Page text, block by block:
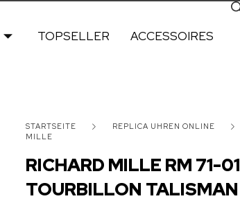
TOPSELLER ACCESSOIRES
STARTSEITE REPLICA UHREN ONLINE
MILLE
RICHARD MILLE RM 71-01
TOURBILLON TALISMAN